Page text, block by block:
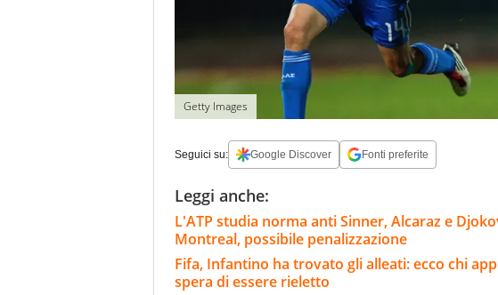
Getty Images
Seguici su: Google Discover Fonti preferite
Leggi anche:
L'ATP studia norma anti Sinner, Alcaraz e
Montreal, possibile penalizzazione
Fifa, Infantino ha trovato gli alleati: ecco chi
spera di essere rieletto